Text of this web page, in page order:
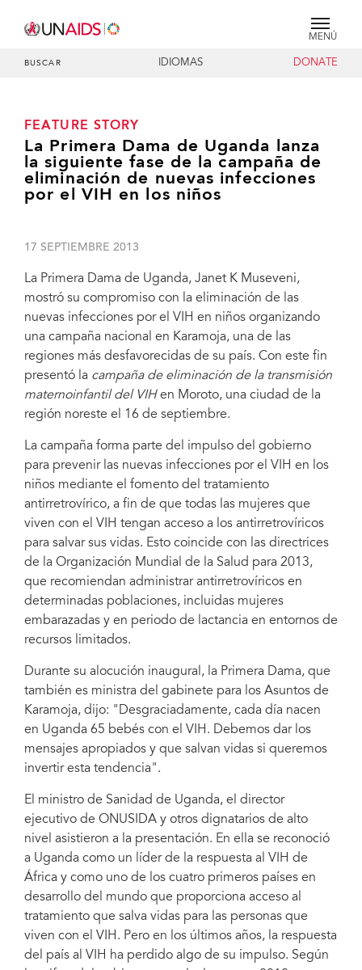
MENÚ
BUSCAR IDIOMAS DONATE
FEATURE STORY
La Primera Dama de Uganda lanza
la siguiente fase de la campaña de
eliminación de nuevas infecciones
por el VIH en los niños
17 SEPTIEMBRE 2013
La Primera Dama de Uganda, Janet K Museveni,
mostró su compromiso con la eliminación de las
nuevas infecciones por el VIH en niños organizando
una campaña nacional en Karamoja, una de las
regiones más desfavorecidas de su país. Con este fin
presentó la campaña de eliminación de la transmisión
maternoinfantil del VIHen Moroto, una ciudad de la
región noreste el 16 de septiembre.
La campaña forma parte del impulso del gobierno
para prevenir las nuevas infecciones por el VIH en los
niños mediante el fomento del tratamiento
antirretrovírico, a fin de que todas las mujeres que
viven con el VIH tengan acceso a los antirretrovíricos
para salvar sus vidas. Esto coincide con las directrices
de la Organización Mundial de la Salud para 2013,
que recomiendan administrar antirretrovíricos en
determinadas poblaciones, incluidas mujeres
embarazadas y en periodo de lactancia en entornos de
recursos limitados.
Durante su alocución inaugural, la Primera Dama, que
también es ministra del gabinete para los Asuntos de
Karamoja, dijo: "Desgraciadamente, cada día nacen
en Uganda 65 bebés con el VIH. Debemos dar los
mensajes apropiados y que salvan vidas si queremos
invertir esta tendencia".
El ministro de Sanidad de Uganda, el director
ejecutivo de ONUSIDA y otros dignatarios de alto
nivel asistieron a la presentación. En ella se reconoció
a Uganda como un líder de la respuesta al VIH de
África y como uno de los cuatro primeros países en
desarrollo del mundo que proporciona acceso al
tratamiento que salva vidas para las personas que
viven con el VIH. Pero en los últimos años, la respuesta
del país al VIH ha perdido algo de su impulso. Según